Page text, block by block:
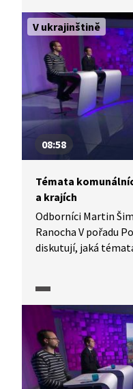
a zastupitelstev
křížkovat.
V ukrajinštině
08:58
Témata
a krajích
Odborníci Martin
Ranocha V pořadu
diskutují, jaká
být rozhodování
odlišné. I když jsou
každodennímu
věnovat se jim do
lokální témata
rozhodování.